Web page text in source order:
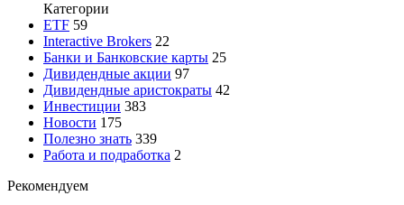
Категории
ETF 59
Interactive Brokers 22
Банки и Банковские карты 25
Дивидендные акции 97
Дивидендные аристократы 42
Инвестиции 383
Новости 175
Полезно знать 339
Работа и подработка 2
Рекомендуем